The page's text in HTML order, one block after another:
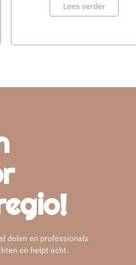
Lees verder
delen en professionals
en helpt écht.